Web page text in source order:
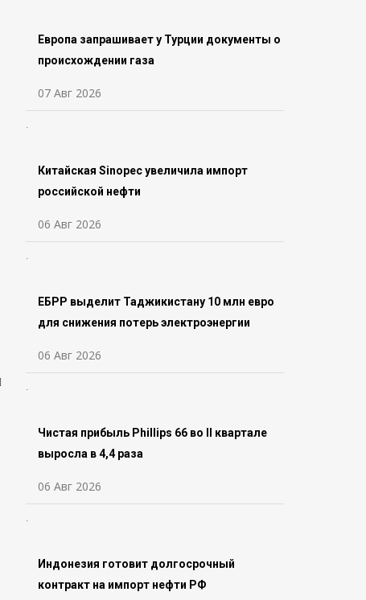
Европа запрашивает у Турции документы о
происхождении газа
07 Авг 2026
Китайская Sinopec увеличила импорт
российской нефти
06 Авг 2026
ЕБРР выделит Таджикистану 10 млн евро
для снижения потерь электроэнергии
06 Авг 2026
Чистая прибыль Phillips 66 во ll квартале
выросла в 4,4 раза
06 Авг 2026
Индонезия готовит долгосрочный
контракт на импорт нефти РФ